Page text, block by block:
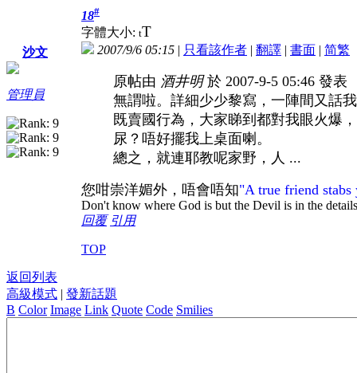
沙文
管理員
18#
字體大小: tT
2007/9/6 05:15 | 只看該作者 | 翻譯 | 書面 | 简繁
原帖由 酒井明於 2007-9-5 05:46 發表
無謂啦。詳細少少黎寫，一陣間又話
既賣國行為，大家睇到都對我眼火爆
尿？唔好擺我上桌面喇。
總之，就連耶教呢家野，人 ...
您咁崇洋媚外，唔會唔知"A true friend
Don't know where God is but the Devil is in the details
回覆 引用
TOP
返回列表
高級模式 | 發新話題
B Color Image Link Quote Code Smilies